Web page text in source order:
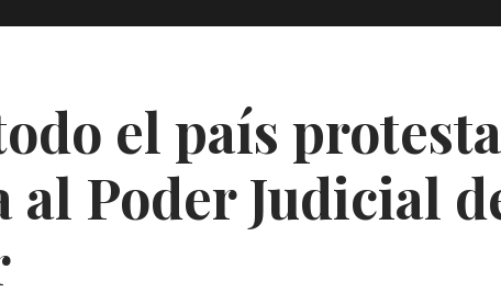
el país
Poder Judicial